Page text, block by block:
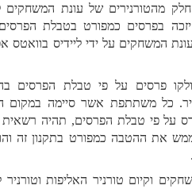
אשר לא יהווה חלק מהטורנירים של עונת המשחקים לצורך
הניקוד, אך כן יזכה בפרסים כמפורט בטבלת הפרסים וכפי
שיפורסם בתום עונת המשחקים על ידי ליידיס בוואטס אפ ו/או
לתוצאות הטורניר. כל משתתפת אשר סיימה במקום המזכה
אותה בקבלת פרס על פי טבלת הפרסים, תהיה רשאית לקבל
לאחר עונת המשחקים וקיום טורניר האליפות וטורניר ליידיס